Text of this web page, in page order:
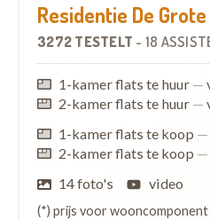
Residentie De
3272 TESTELT - 18
1-kamer flats te huur —
2-kamer flats te huur —
1-kamer flats te koop —
2-kamer flats te koop —
14 foto's
video
(*) prijs voor wooncomponent